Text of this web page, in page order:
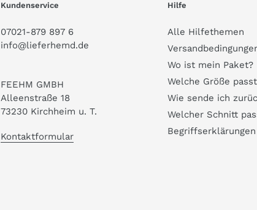
Kundenservice
07021-879 897 6
info@lieferhemd.de
FEEHM GMBH
Alleenstraße 18
73230 Kirchheim u. T.
Kontaktformular
Hilfe
Alle Hilfethemen
Wo ist mein Paket?
Welche Größe
Wie sende ich
Welcher Schnitt
Begriffserklärungen